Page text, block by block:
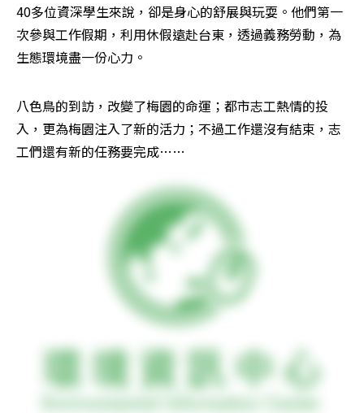
40多位資深學生來說，卻是身心的舒展與玩耍。他們第一
次參與工作假期，利用休假遠赴台東，透過義務勞動，為
生態環境盡一份心力。
八色鳥的到訪，改變了梅園的命運；都市志工熱情的投
入，更為梅園注入了新的活力；不過工作還沒有結束，志
工們還有新的任務要完成……